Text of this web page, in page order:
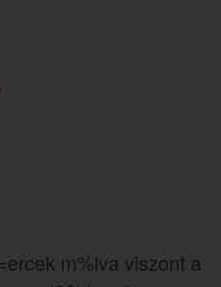
m%lva viszont a